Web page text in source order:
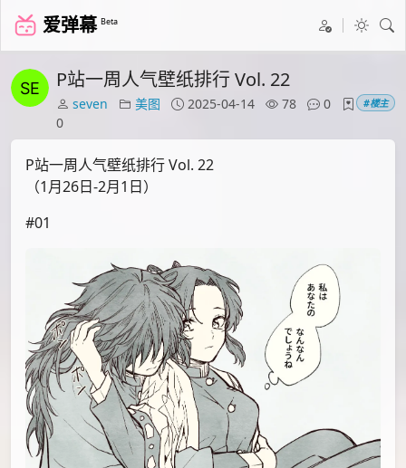
爱弹幕 Beta
P站一周人气壁纸排行 Vol. 22
seven 美图 2025-04-14 78
0
0
#楼主
P站一周人气壁纸排行 Vol. 22
（1月26日-2月1日）
#01